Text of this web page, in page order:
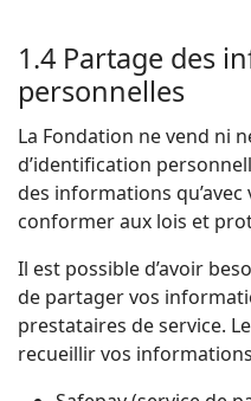
1.4 Partage des
personnelles
La Fondation ne vend ni
d’identification
des informations
conformer aux lois et
Il est possible d’avoir
de partager vos
prestataires de service.
recueillir vos